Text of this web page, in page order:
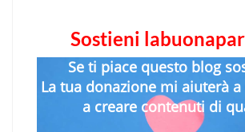
Sostieni
Se ti piace questo blog
La tua donazione mi aiuterà
a creare contenuti di